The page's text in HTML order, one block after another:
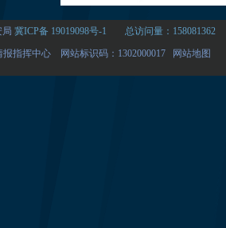
局 冀ICP备 19019098号-1
总访问量：158081362
报指挥中心 网站标识码：1302000017
网站地图